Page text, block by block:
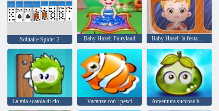
Solitaire Spider 2 Baby Hazel: Fairyland Baby Hazel: la festa del papà
La mia scatola di cioccolatini Vacanze con i pesci Avventura succose bacche